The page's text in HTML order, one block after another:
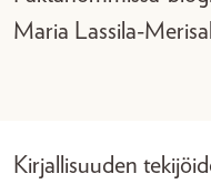
Maria Lassila-
Kirjallisuuden